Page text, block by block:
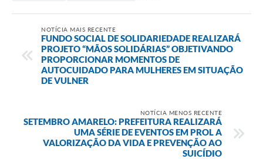
NOTÍCIA MAIS RECENTE
FUNDO SOCIAL DE SOLIDARIEDADE REALIZARÁ
PROJETO “MÃOS SOLIDÁRIAS” OBJETIVANDO
PROPORCIONAR MOMENTOS DE
AUTOCUIDADO PARA MULHERES EM SITUAÇÃO
DE VULNER
NOTÍCIA MENOS RECENTE
SETEMBRO AMARELO: PREFEITURA REALIZARÁ
UMA SÉRIE DE EVENTOS EM PROL A
VALORIZAÇÃO DA VIDA E PREVENÇÃO AO
SUICÍDIO